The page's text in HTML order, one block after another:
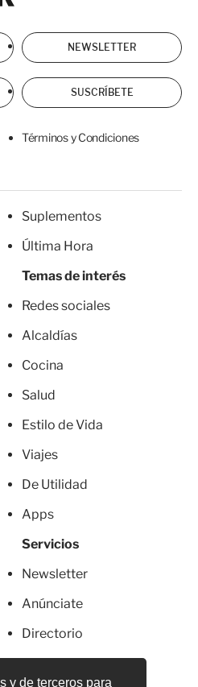
y de terceros para
NEWSLETTER
SUSCRÍBETE
Términos y Condiciones
Suplementos
Última Hora
Temas de interés
Redes sociales
Alcaldías
Cocina
Salud
Estilo de Vida
Viajes
De Utilidad
Apps
Servicios
Newsletter
Anúnciate
Directorio
Suscripciones